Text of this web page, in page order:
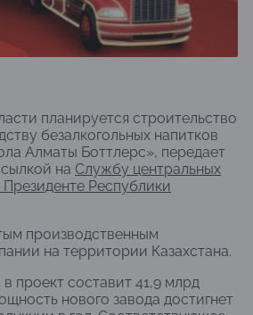
планируется строительство
безалкогольных напитков
Алматы Боттлерс», передает
на Службу центральных
Республики
производственным
на территории Казахстана.
проект составит 41,9 млрд
нового завода достигнет